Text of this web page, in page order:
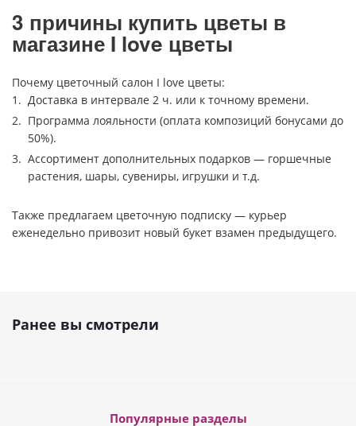
3 причины купить цветы в
магазине I love цветы
Почему цветочный салон I love цветы:
Доставка в интервале 2 ч. или к точному времени.
Программа лояльности (оплата композиций бонусами до
50%).
Ассортимент дополнительных подарков — горшечные
растения, шары, сувениры, игрушки и т.д.
Также предлагаем цветочную подписку — курьер
еженедельно привозит новый букет взамен предыдущего.
Ранее вы смотрели
Популярные разделы